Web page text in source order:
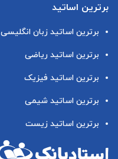
برترین اساتید
برترین اساتید زبان انگلیسی
برترین اساتید ریاضی
برترین اساتید فیزیک
برترین اساتید شیمی
برترین اساتید زیست